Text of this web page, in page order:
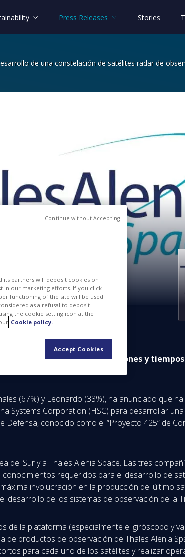
Press Releases Stories
de una constelación de satélites radar de
coreana en el desarrollo
que ofrecerán altas prestaciones y
(67%) y Leonardo (33%), ha anunciado que
Systems Corporation (HSC) para desarrollar
conocido como el “Proyecto 425” de
del Sur y a Thales Alenia Space. Las tres
requeridos para el desarrollo de
involucración en la producción del último
desarrollo de los sistemas de observación de la
de la plataforma (especialmente el giróscopo y
de productos de observación de Thales Alenia
para cada uno de los satélites y realizar
its partners will deposit cookies on
in our marketing efforts. If you click
functioning of the site will be used
as a refusal to deposit
the cookie setting icon at the
Cookie policy.
Accept Cookies
Continue without Accepting